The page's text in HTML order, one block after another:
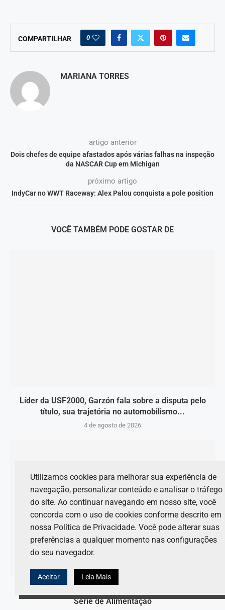
COMPARTILHAR 0
MARIANA TORRES
artigo anterior
Dois chefes de equipe afastados após várias falhas na inspeção
da NASCAR Cup em Michigan
próximo artigo
IndyCar no WWT Raceway: Alex Palou conquista a pole position
VOCÊ TAMBÉM PODE GOSTAR DE
Líder da USF2000, Garzón fala sobre a disputa pelo
título, sua trajetória no automobilismo...
4 de agosto de 2026
Série de Alimentação
Utilizamos cookies para melhorar sua experiência de
navegação, personalizar conteúdo e analisar o tráfego
do site. Ao continuar navegando em nosso site, você
concorda com o uso de cookies conforme descrito em
nossa Política de Privacidade. Você pode alterar suas
preferências a qualquer momento nas configurações
do seu navegador.
Aceitar Leia Mais